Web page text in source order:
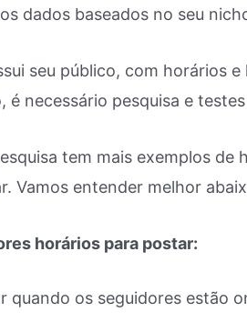
dados baseados no seu
seu público, com horários
é necessário pesquisa e
tem mais exemplos
Vamos entender melhor
horários para postar:
quando os seguidores estão